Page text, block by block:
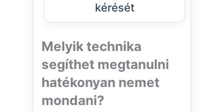
kérését
Melyik technika
segíthet megtanulni
hatékonyan nemet
mondani?